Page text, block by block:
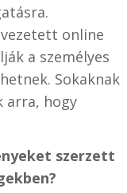
online
a személyes
Sokaknak
arra, hogy
szerzett